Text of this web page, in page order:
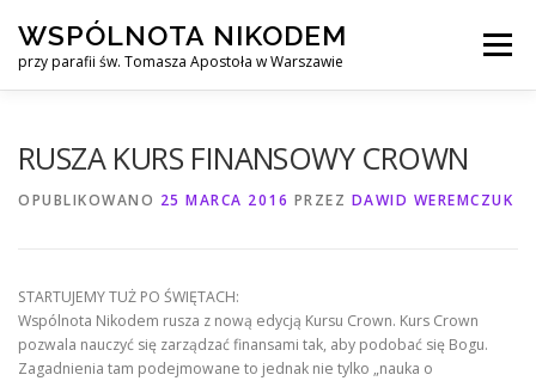
treści
WSPÓLNOTA NIKODEM
przy parafii św. Tomasza Apostoła w Warszawie
Menu
RUSZA KURS FINANSOWY CROWN
OPUBLIKOWANO 25 MARCA 2016 PRZEZ DAWID WEREMCZUK
STARTUJEMY TUŻ PO ŚWIĘTACH:
Wspólnota Nikodem rusza z nową edycją Kursu Crown. Kurs Crown
pozwala nauczyć się zarządzać finansami tak, aby podobać się Bogu.
Zagadnienia tam podejmowane to jednak nie tylko „nauka o